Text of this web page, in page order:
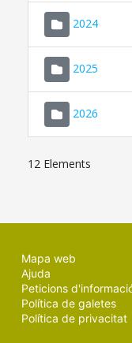
2024
2025
2026
12 Elements
Mapa web
Ajuda
Peticions
Política de galetes
Política de privacitat